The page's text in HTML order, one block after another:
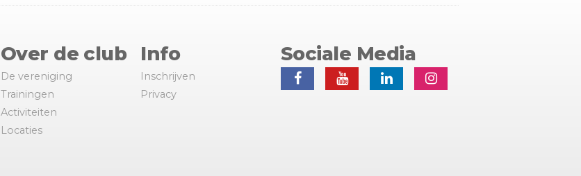
Over de club
De vereniging
Trainingen
Activiteiten
Locaties
Info
Inschrijven
Privacy
Sociale Media